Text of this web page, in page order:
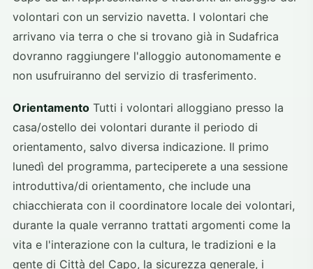
volontari con un servizio navetta. I volontari che
arrivano via terra o che si trovano già in Sudafrica
dovranno raggiungere l'alloggio autonomamente e
non usufruiranno del servizio di trasferimento.
Orientamento Tutti i volontari alloggiano presso la
casa/ostello dei volontari durante il periodo di
orientamento, salvo diversa indicazione. Il primo
lunedì del programma, parteciperete a una sessione
introduttiva/di orientamento, che include una
chiacchierata con il coordinatore locale dei volontari,
durante la quale verranno trattati argomenti come la
vita e l'interazione con la cultura, le tradizioni e la
gente di Città del Capo, la sicurezza generale, i